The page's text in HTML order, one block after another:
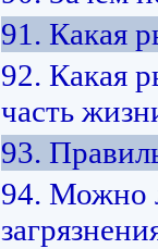
91. Какая
92. Какая
часть
93.
94. Можно